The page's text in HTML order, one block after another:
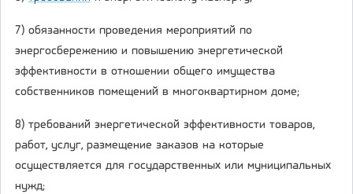
7) обязанности проведения мероприятий по
энергосбережению и повышению энергетической
эффективности в отношении общего имущества
собственников помещений в многоквартирном доме;
8) требований энергетической эффективности товаров,
работ, услуг, размещение заказов на которые
осуществляется для государственных или муниципальных
нужд;